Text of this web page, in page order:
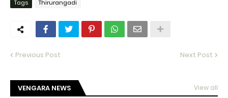
Tags Thirurangadi
Previous Post Next Post
VENGARA NEWS View all